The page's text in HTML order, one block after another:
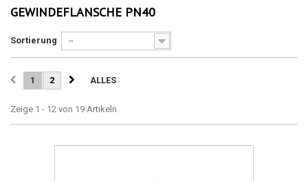
GEWINDEFLANSCHE PN40
Sortierung --
ALLES
1 2
Zeige 1 - 12 von 19 Artikeln